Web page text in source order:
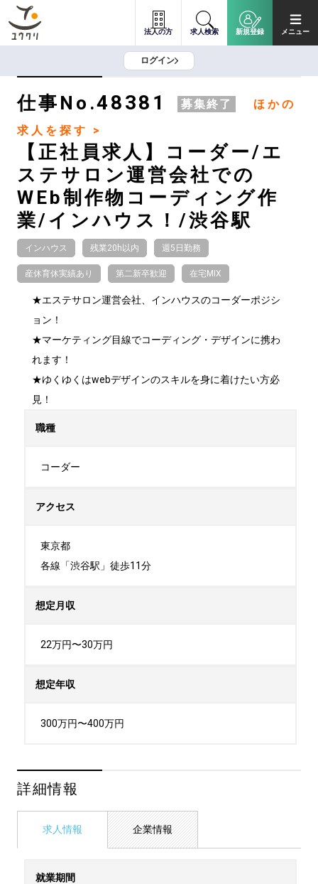
法人の方 求人検索 新規登録 メニュー
ログイン
仕事No.48381 募集終了
ほかの
求人を探す >
【正社員求人】コーダー/エ
ステサロン運営会社での
WEb制作物コーディング作
業/インハウス！/渋谷駅
インハウス 残業20h以内 週5日勤務
産休育休実績あり 第二新卒歓迎 在宅MIX
★エステサロン運営会社、インハウスのコーダーポジシ
ョン！
★マーケティング目線でコーディング・デザインに携わ
れます！
★ゆくゆくはwebデザインのスキルを身に着けたい方必
見！
職種
コーダー
アクセス
東京都
各線「渋谷駅」徒歩11分
想定月収
22万円〜30万円
想定年収
300万円〜400万円
詳細情報
求人情報 企業情報
就業期間